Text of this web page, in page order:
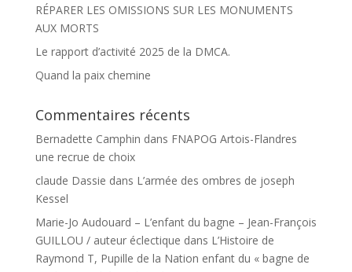
RÉPARER LES OMISSIONS SUR LES MONUMENTS
AUX MORTS
Le rapport d’activité 2025 de la DMCA.
Quand la paix chemine
Commentaires récents
Bernadette Camphin dans FNAPOG Artois-Flandres
une recrue de choix
claude Dassie dans L’armée des ombres de joseph
Kessel
Marie-Jo Audouard – L’enfant du bagne – Jean-François
GUILLOU / auteur éclectique dans L’Histoire de
Raymond T, Pupille de la Nation enfant du « bagne de